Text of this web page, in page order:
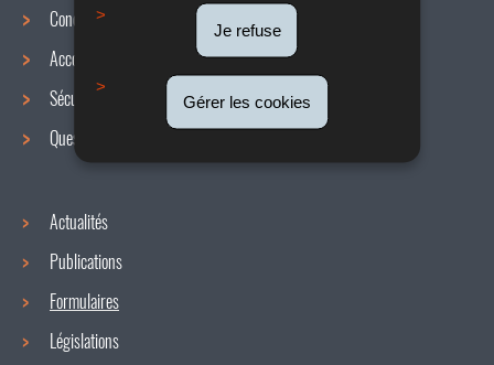
Je refuse
Gérer les cookies
Menu
de
navigation
Conditions de travail
Accords collectifs
Sécurité / Santé au travail
Questions / réponses
Actualités
Publications
Formulaires
Législations